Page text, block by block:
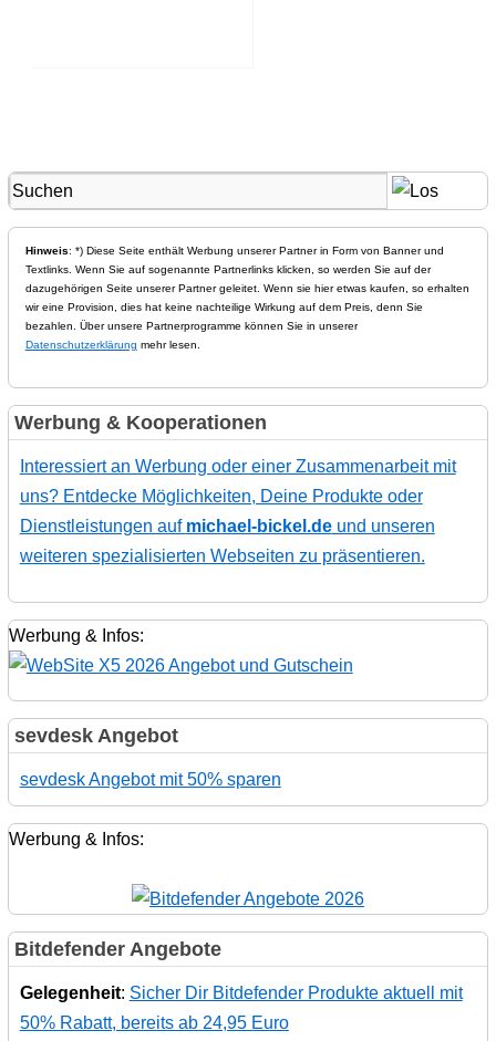
Hinweis: *) Diese Seite enthält Werbung unserer Partner in Form von Banner und
Textlinks. Wenn Sie auf sogenannte Partnerlinks klicken, so werden Sie auf der
dazugehörigen Seite unserer Partner geleitet. Wenn sie hier etwas kaufen, so erhalten
wir eine Provision, dies hat keine nachteilige Wirkung auf dem Preis, denn Sie
bezahlen. Über unsere Partnerprogramme können Sie in unserer
Datenschutzerklärung mehr lesen.
Werbung & Kooperationen
Interessiert an Werbung oder einer Zusammenarbeit mit
uns? Entdecke Möglichkeiten, Deine Produkte oder
Dienstleistungen auf michael-bickel.deund unseren
weiteren spezialisierten Webseiten zu präsentieren.
Werbung & Infos:
sevdesk Angebot
sevdesk Angebot mit 50% sparen
Werbung & Infos:
Bitdefender Angebote
Gelegenheit: Sicher Dir Bitdefender Produkte aktuell mit
50% Rabatt, bereits ab 24,95 Euro